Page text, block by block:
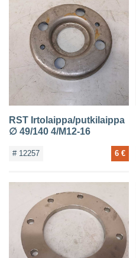
RST Irtolaippa/putkilaippa
∅ 49/140 4/M12-16
# 12257 6 €